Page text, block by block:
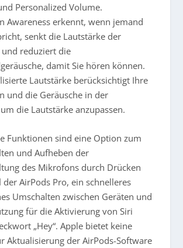
Personalized Volume.
Awareness erkennt, wenn jemand
senkt die Lautstärke der
und reduziert die
damit Sie hören können.
Lautstärke berücksichtigt Ihre
und die Geräusche in der
die Lautstärke anzupassen.
Funktionen sind eine Option zum
und Aufheben der
des Mikrofons durch Drücken
der AirPods Pro, ein schnelleres
Umschalten zwischen Geräten und
für die Aktivierung von Siri
„Hey“. Apple bietet keine
Aktualisierung der AirPods-Software